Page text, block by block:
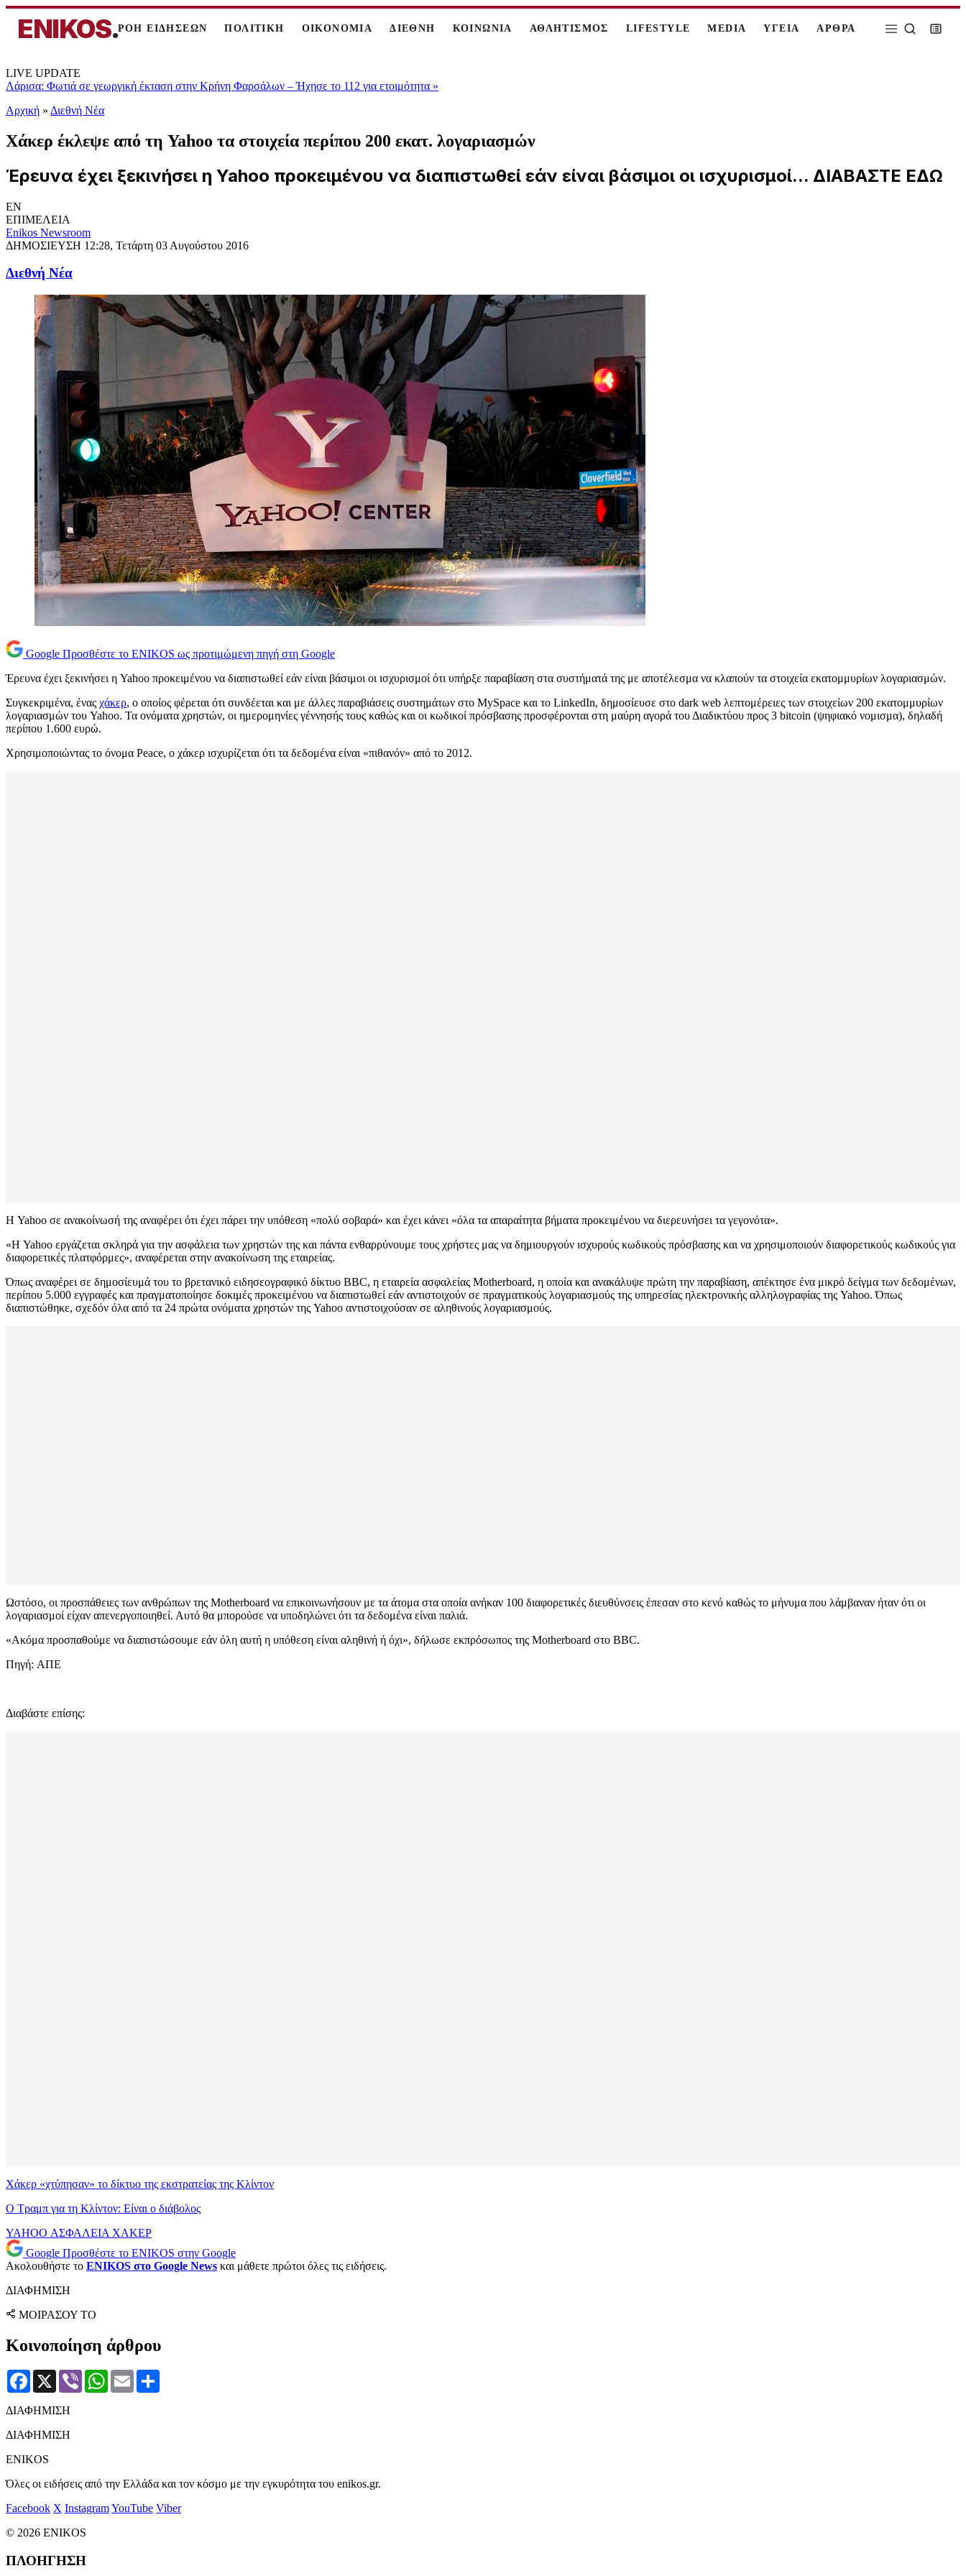
ENIKOS.ΡΟΗ ΕΙΔΗΣΕΩΝ ΠΟΛΙΤΙΚΗ ΟΙΚΟΝΟΜΙΑ ΔΙΕΘΝΗ ΚΟΙΝΩΝΙΑ ΑΘΛΗΤΙΣΜΟΣ LIFESTYLE MEDIA ΥΓΕΙΑ ΑΡΘΡΑ
LIVE UPDATE
Λάρισα: Φωτιά σε γεωργική έκταση στην Κρήνη Φαρσάλων – Ήχησε το 112 για ετοιμότητα »
Αρχική » Διεθνή Νέα
Χάκερ έκλεψε από τη Yahoo τα στοιχεία περίπου 200 εκατ. λογαριασμών
Έρευνα έχει ξεκινήσει η Yahoo προκειμένου να διαπιστωθεί εάν είναι βάσιμοι οι ισχυρισμοί... ΔΙΑΒΑΣΤΕ ΕΔΩ
EN
ΕΠΙΜΕΛΕΙΑ
Enikos Newsroom
ΔΗΜΟΣΙΕΥΣΗ 12:28, Τετάρτη 03 Αυγούστου 2016
Διεθνή Νέα
Google Προσθέστε το ENIKOS ως προτιμώμενη πηγή στη Google
Έρευνα έχει ξεκινήσει η Yahoo προκειμένου να διαπιστωθεί εάν είναι βάσιμοι οι ισχυρισμοί ότι υπήρξε παραβίαση στα συστήματά της με αποτέλεσμα να κλαπούν τα στοιχεία εκατομμυρίων λογαριασμών.
Συγκεκριμένα, ένας χάκερ, ο οποίος φέρεται ότι συνδέεται και με άλλες παραβιάσεις συστημάτων στο MySpace και το LinkedIn, δημοσίευσε στο dark web λεπτομέρειες των στοιχείων 200 εκατομμυρίων
λογαριασμών του Yahoo. Τα ονόματα χρηστών, οι ημερομηνίες γέννησής τους καθώς και οι κωδικοί πρόσβασης προσφέρονται στη μαύρη αγορά του Διαδικτύου προς 3 bitcoin (ψηφιακό νομισμα), δηλαδή
περίπου 1.600 ευρώ.
Χρησιμοποιώντας το όνομα Peace, ο χάκερ ισχυρίζεται ότι τα δεδομένα είναι «πιθανόν» από το 2012.
Η Yahoo σε ανακοίνωσή της αναφέρει ότι έχει πάρει την υπόθεση «πολύ σοβαρά» και έχει κάνει «όλα τα απαραίτητα βήματα προκειμένου να διερευνήσει τα γεγονότα».
«Η Yahoo εργάζεται σκληρά για την ασφάλεια των χρηστών της και πάντα ενθαρρύνουμε τους χρήστες μας να δημιουργούν ισχυρούς κωδικούς πρόσβασης και να χρησιμοποιούν διαφορετικούς κωδικούς για
διαφορετικές πλατφόρμες», αναφέρεται στην ανακοίνωση της εταιρείας.
Όπως αναφέρει σε δημοσίευμά του το βρετανικό ειδησεογραφικό δίκτυο BBC, η εταιρεία ασφαλείας Motherboard, η οποία και ανακάλυψε πρώτη την παραβίαση, απέκτησε ένα μικρό δείγμα των δεδομένων,
περίπου 5.000 εγγραφές και πραγματοποίησε δοκιμές προκειμένου να διαπιστωθεί εάν αντιστοιχούν σε πραγματικούς λογαριασμούς της υπηρεσίας ηλεκτρονικής αλληλογραφίας της Yahoo. Όπως
διαπιστώθηκε, σχεδόν όλα από τα 24 πρώτα ονόματα χρηστών της Yahoo αντιστοιχούσαν σε αληθινούς λογαριασμούς.
Ωστόσο, οι προσπάθειες των ανθρώπων της Motherboard να επικοινωνήσουν με τα άτομα στα οποία ανήκαν 100 διαφορετικές διευθύνσεις έπεσαν στο κενό καθώς το μήνυμα που λάμβαναν ήταν ότι οι
λογαριασμοί είχαν απενεργοποιηθεί. Αυτό θα μπορούσε να υποδηλώνει ότι τα δεδομένα είναι παλιά.
«Ακόμα προσπαθούμε να διαπιστώσουμε εάν όλη αυτή η υπόθεση είναι αληθινή ή όχι», δήλωσε εκπρόσωπος της Motherboard στο BBC.
Πηγή: AΠΕ
Διαβάστε επίσης:
Χάκερ «χτύπησαν» το δίκτυο της εκστρατείας της Κλίντον
Ο Τραμπ για τη Κλίντον: Είναι ο διάβολος
YAHOO ΑΣΦΑΛΕΙΑ ΧΑΚΕΡ
Google Προσθέστε το ENIKOS στην Google
Ακολουθήστε το ENIKOS στο Google News και μάθετε πρώτοι όλες τις ειδήσεις.
ΔΙΑΦΗΜΙΣΗ
ΜΟΙΡΑΣΟΥ ΤΟ
Κοινοποίηση άρθρου
Facebook
X Viber WhatsApp
Email
ΔΙΑΦΗΜΙΣΗ
ΔΙΑΦΗΜΙΣΗ
ENIKOS
Όλες οι ειδήσεις από την Ελλάδα και τον κόσμο με την εγκυρότητα του enikos.gr.
Facebook X InstagramYouTube Viber
© 2026 ENIKOS
ΠΛΟΗΓΗΣΗ